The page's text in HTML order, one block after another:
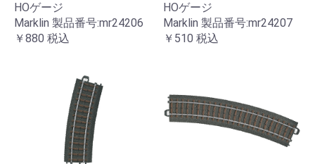
HOゲージ
Marklin 製品番号:mr24206
￥880 税込
HOゲージ
Marklin 製品番号:mr24207
￥510 税込